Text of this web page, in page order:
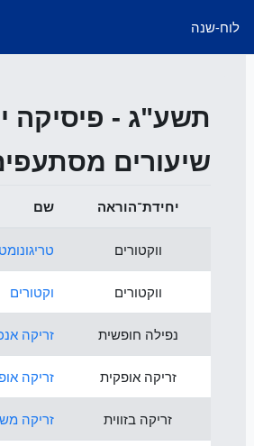
לוח-שנה
תשע"ג - פיסיקה י1-י5
שיעורים
יחידת־הוראה שם
ווקטורים
ווקטורים וקטורים
נפילה חופשית זריקה
זריקה אופקית זריקה
זריקה בזווית זריקה